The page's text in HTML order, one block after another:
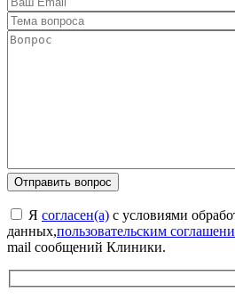
Я согласен(а) с условиями
данных,пользовательским
mail сообщений Клиники.